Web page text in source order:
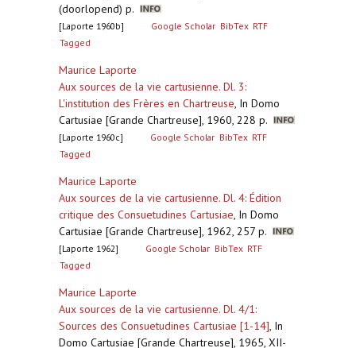
(doorlopend) p.
[Laporte 1960b] Google Scholar BibTex RTF
Tagged
Maurice Laporte
Aux sources de la vie cartusienne. Dl. 3:
L'institution des Frères en Chartreuse, In Domo
Cartusiae [Grande Chartreuse], 1960, 228 p.
[Laporte 1960c] Google Scholar BibTex RTF
Tagged
Maurice Laporte
Aux sources de la vie cartusienne. Dl. 4: Édition
critique des Consuetudines Cartusiae, In Domo
Cartusiae [Grande Chartreuse], 1962, 257 p.
[Laporte 1962] Google Scholar BibTex RTF
Tagged
Maurice Laporte
Aux sources de la vie cartusienne. Dl. 4/1:
Sources des Consuetudines Cartusiae [1-14], In
Domo Cartusiae [Grande Chartreuse], 1965, XII-